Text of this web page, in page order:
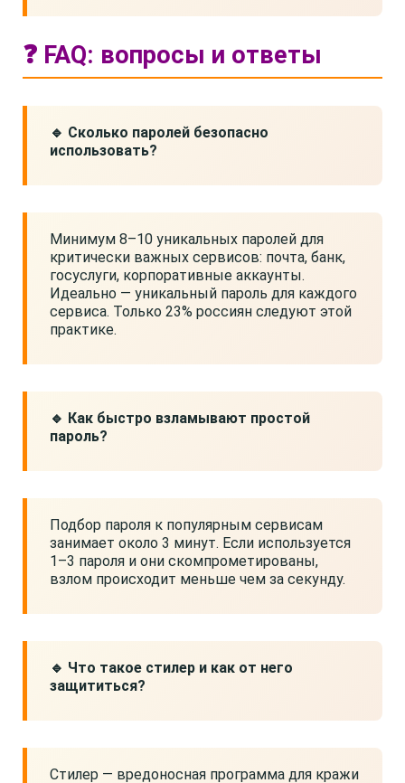
❓ FAQ: вопросы и ответы
🔹 Сколько паролей безопасно
использовать?
Минимум 8–10 уникальных паролей для
критически важных сервисов: почта, банк,
госуслуги, корпоративные аккаунты.
Идеально — уникальный пароль для каждого
сервиса. Только 23% россиян следуют этой
практике.
🔹 Как быстро взламывают простой
пароль?
Подбор пароля к популярным сервисам
занимает около 3 минут. Если используется
1–3 пароля и они скомпрометированы,
взлом происходит меньше чем за секунду.
🔹 Что такое стилер и как от него
защититься?
Стилер — вредоносная программа для кражи